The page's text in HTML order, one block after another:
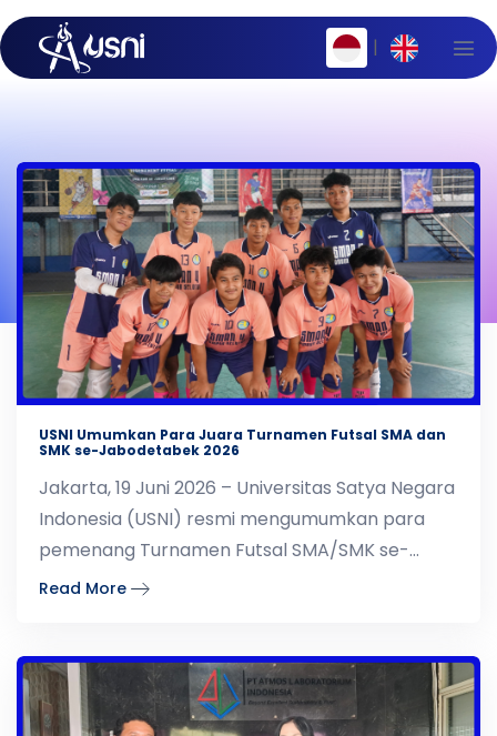
|
USNI Umumkan Para Juara Turnamen Futsal SMA dan
SMK se-Jabodetabek 2026
Jakarta, 19 Juni 2026 – Universitas Satya Negara
Indonesia (USNI) resmi mengumumkan para
pemenang Turnamen Futsal SMA/SMK se-
Jabodetabek Tahun 2026
Read More